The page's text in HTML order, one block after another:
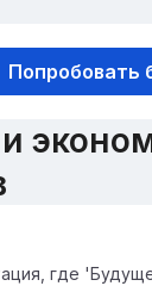
Попробовать
где